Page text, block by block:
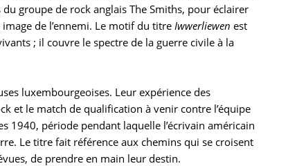
groupe de rock anglais The Smiths, pour éclairer
de l’ennemi. Le motif du titre Iwwerliewen est
; il couvre le spectre de la guerre civile à la
luxembourgeoises. Leur expérience des
et le match de qualification à venir contre l’équipe
1940, période pendant laquelle l’écrivain américain
Le titre fait référence aux chemins qui se croisent
de prendre en main leur destin.